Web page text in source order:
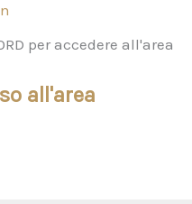
per accedere all'area
all'area